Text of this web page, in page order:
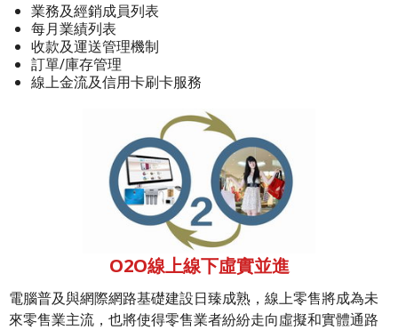
業務及經銷成員列表
每月業績列表
收款及運送管理機制
訂單/庫存管理
線上金流及信用卡刷卡服務
O2O線上線下虛實並進
電腦普及與網際網路基礎建設日臻成熟，線上零售將成為未
來零售業主流，也將使得零售業者紛紛走向虛擬和實體通路